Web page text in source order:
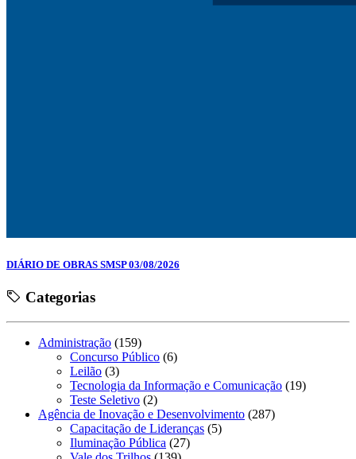
DIÁRIO DE OBRAS SMSP 03/08/2026
Categorias
Administração (159)
Concurso Público (6)
Leilão (3)
Tecnologia da Informação e Comunicação (19)
Teste Seletivo (2)
Agência de Inovação e Desenvolvimento (287)
Capacitação de Lideranças (5)
Iluminação Pública (27)